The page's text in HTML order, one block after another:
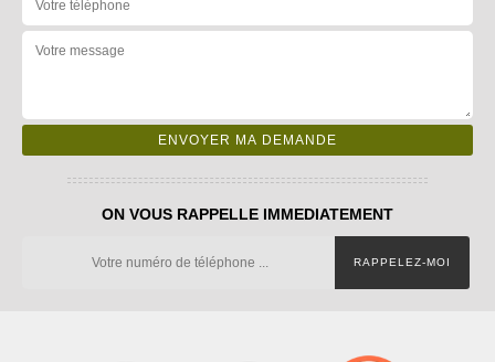
ON VOUS RAPPELLE IMMEDIATEMENT